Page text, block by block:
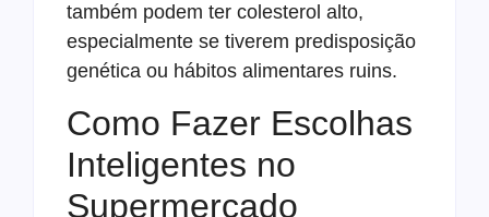
também podem ter colesterol alto,
especialmente se tiverem predisposição
genética ou hábitos alimentares ruins.
Como Fazer Escolhas
Inteligentes no
Supermercado